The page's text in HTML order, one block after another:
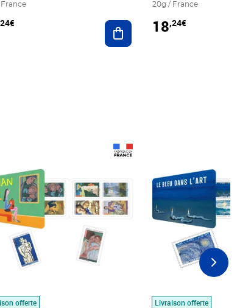
Ajouter au panier
20g / France
18,24€
offerte
Livraison offerte